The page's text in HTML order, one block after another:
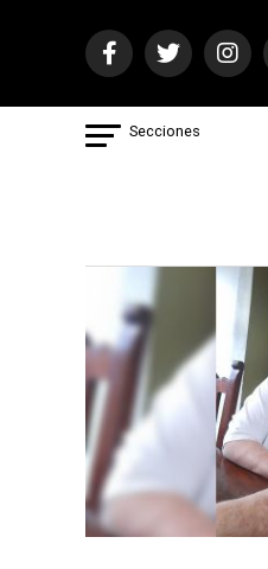
Secciones